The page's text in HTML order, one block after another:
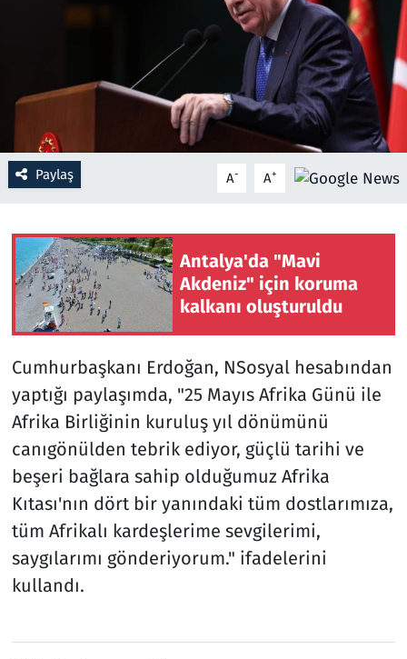
Paylaş A- A+
Antalya'da "Mavi
Akdeniz" için koruma
kalkanı oluşturuldu
Cumhurbaşkanı Erdoğan, NSosyal hesabından
yaptığı paylaşımda, "25 Mayıs Afrika Günü ile
Afrika Birliğinin kuruluş yıl dönümünü
canıgönülden tebrik ediyor, güçlü tarihi ve
beşeri bağlara sahip olduğumuz Afrika
Kıtası'nın dört bir yanındaki tüm dostlarımıza,
tüm Afrikalı kardeşlerime sevgilerimi,
saygılarımı gönderiyorum." ifadelerini
kullandı.
Rüya Tabirleri
Sağlık
Savunma Sanayi
Seçim 2023
Spor
Teknoloji ve Bilim
Televizyon